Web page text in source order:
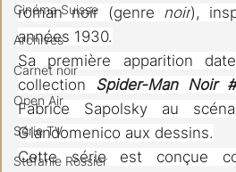
Cinéma Suisse
Archives
Carnet noir
Open Air
Série TV
Stéfanie Rossier
roman noir (genre noir),
années 1930.
Sa première apparition
collection Spider-Man Noir
Fabrice Sapolsky au
Giandomenico aux dessins.
Cette série est conçue